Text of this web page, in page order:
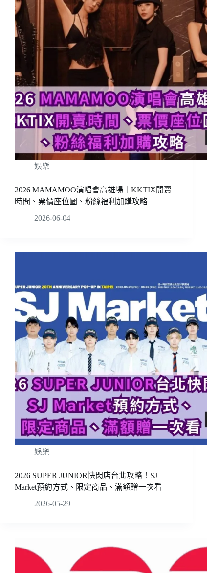
娛樂
2026 MAMAMOO演唱會高雄場｜KKTIX開賣
時間、票價座位圖、粉絲福利加購攻略
2026-06-04
娛樂
2026 SUPER JUNIOR快閃店台北攻略！SJ
Market預約方式、限定商品、滿額贈一次看
2026-05-29